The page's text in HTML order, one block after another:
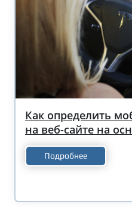
Как определить
на веб-сайте на
Подробнее